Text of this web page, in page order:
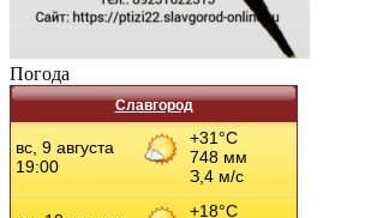
Погода
Славгород